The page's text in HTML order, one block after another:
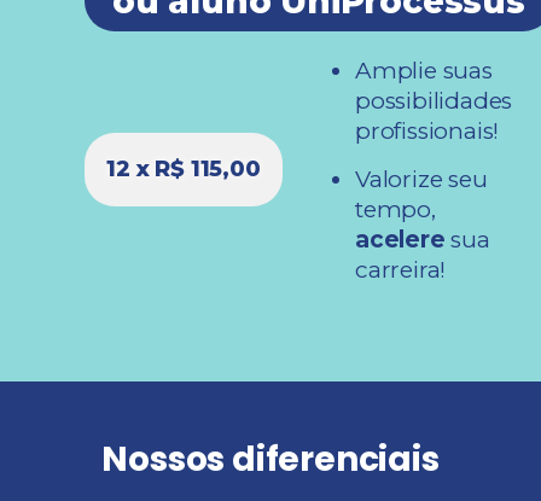
12 x R$ 115,00
Amplie suas
possibilidades
profissionais!
Valorize seu
tempo,
acelere sua
carreira!
Nossos diferenciais